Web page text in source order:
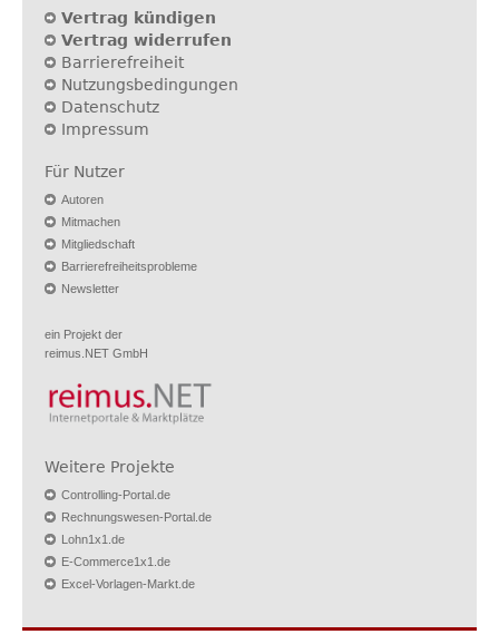
Vertrag kündigen
Vertrag widerrufen
Barrierefreiheit
Nutzungsbedingungen
Datenschutz
Impressum
Für Nutzer
Autoren
Mitmachen
Mitgliedschaft
Barrierefreiheitsprobleme
Newsletter
ein Projekt der
reimus.NET GmbH
Weitere Projekte
Controlling-Portal.de
Rechnungswesen-Portal.de
Lohn1x1.de
E-Commerce1x1.de
Excel-Vorlagen-Markt.de